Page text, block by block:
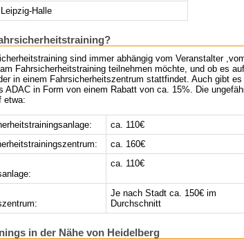
Leipzig-Halle
sind immer abhängig vom Veranstalter
Fahrsicherheitstraining teilnehmen möchte, und ob es auf
in einem Fahrsicherheitszentrum stattfindet. Auch gibt es
ADAC in Form von einem Rabatt von ca. 15%. Die
etwa:
ca. 110€
ca. 160€
ca. 110€
Je nach Stadt ca. 150€ im
Durchschnitt
in der Nähe von Heidelberg